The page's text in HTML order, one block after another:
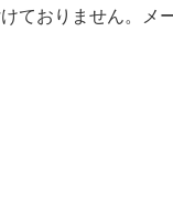
ておりません。メ